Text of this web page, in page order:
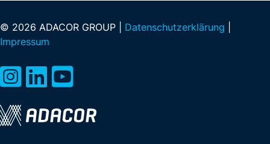
© 2026 ADACOR GROUP | Datenschutzerklärung
Impressum